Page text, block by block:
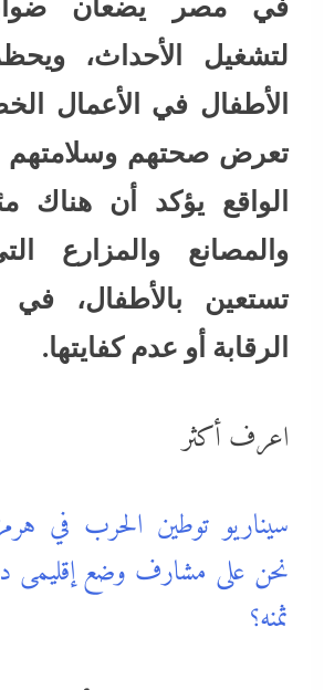
في مصر يضعان
لتشغيل الأحداث،
الأطفال في الأعمال
تعرض صحتهم وسلامتهم
الواقع يؤكد أن هناك
والمصانع والمزارع
تستعين بالأطفال،
الرقابة أو عدم كفايتها.
اعرف أكثر
سيناريو توطين الحرب في
نحن على مشارف وضع إقليمى
ثمنه؟